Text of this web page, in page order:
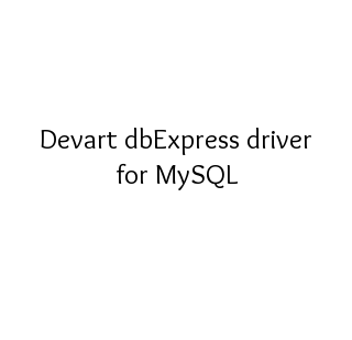
Devart dbExpress driver
for MySQL